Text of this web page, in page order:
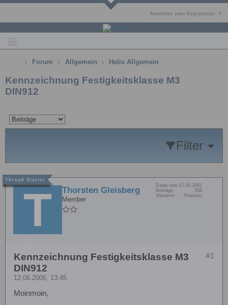
Anmelden oder Registrieren
Forum Allgemein Helis Allgemein
Kennzeichnung Festigkeitsklasse M3
DIN912
Filter
Thorsten Gleisberg
Member
Dabei seit: 12.04.2001
Beiträge:
358
Vorname:
Thorsten
#1
Kennzeichnung Festigkeitsklasse M3
DIN912
12.06.2006, 13:45
Moinmoin,